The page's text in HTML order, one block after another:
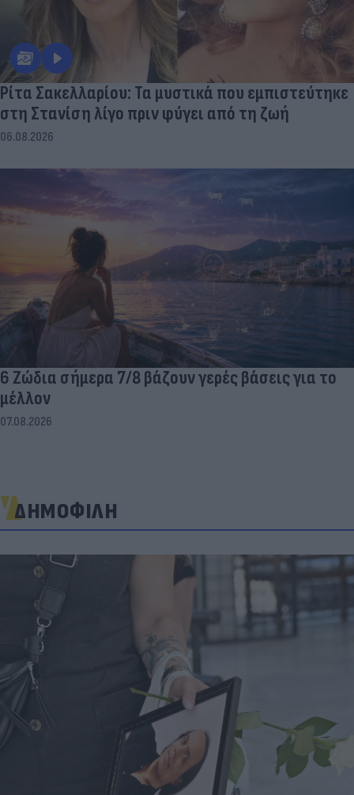
Ρίτα Σακελλαρίου: Τα μυστικά που εμπιστεύτηκε
στη Στανίση λίγο πριν φύγει από τη ζωή
06.08.2026
6 Ζώδια σήμερα 7/8 βάζουν γερές βάσεις για το
μέλλον
07.08.2026
ΔΗΜΟΦΙΛΗ